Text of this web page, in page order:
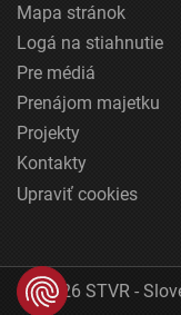
Mapa stránok
Logá na stiahnutie
Pre médiá
Prenájom majetku
Projekty
Kontakty
Upraviť cookies
© 2026 STVR -